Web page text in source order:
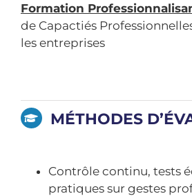
Formation
de Capactiés
les entreprises
MÉTHODES
Contrôle continu, tests
pratiques sur gestes